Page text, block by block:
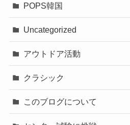
POPS韓国
Uncategorized
アウトドア活動
クラシック
このブログについて